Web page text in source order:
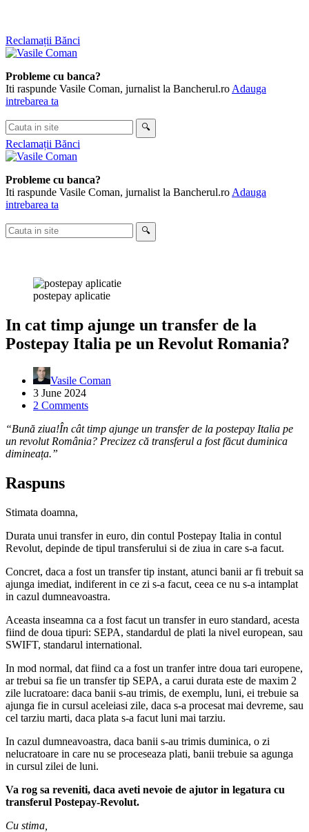
Skip
to
Reclamații Bănci
Probleme cu banca?
Iti raspunde Vasile Coman, jurnalist la Bancherul.ro Adauga
intrebarea ta
Cauta
in
site
🔍
Reclamații Bănci
Probleme cu banca?
Iti raspunde Vasile Coman, jurnalist la Bancherul.ro Adauga
intrebarea ta
Cauta
in
🔍
postepay aplicatie
In cat timp ajunge un transfer de la
Postepay Italia pe un Revolut Romania?
Vasile Coman
3 June 2024
2 Comments
“Bună ziua!În cât timp ajunge un transfer de la postepay Italia pe
un revolut România? Precizez că transferul a fost făcut duminica
dimineața.”
Raspuns
Stimata doamna,
Durata unui transfer in euro, din contul Postepay Italia in contul
Revolut, depinde de tipul transferului si de ziua in care s-a facut.
Concret, daca a fost un transfer tip instant, atunci banii ar fi trebuit sa
ajunga imediat, indiferent in ce zi s-a facut, ceea ce nu s-a intamplat
in cazul dumneavoastra.
Aceasta inseamna ca a fost facut un transfer in euro standard, acesta
fiind de doua tipuri: SEPA, standardul de plati la nivel european, sau
SWIFT, standarul international.
In mod normal, dat fiind ca a fost un tranfer intre doua tari europene,
ar trebui sa fie un transfer tip SEPA, a carui durata este de maxim 2
zile lucratoare: daca banii s-au trimis, de exemplu, luni, ei trebuie sa
ajunga fie in cursul aceleiasi zile, daca s-a procesat mai devreme, sau
cel tarziu marti, daca plata s-a facut luni mai tarziu.
In cazul dumneavoastra, daca banii s-au trimis duminica, o zi
nelucratoare in care nu se proceseaza plati, banii trebuie sa agunga
in cursul zilei de luni.
Va rog sa reveniti, daca aveti nevoie de ajutor in legatura cu
transferul Postepay-Revolut.
Cu stima,